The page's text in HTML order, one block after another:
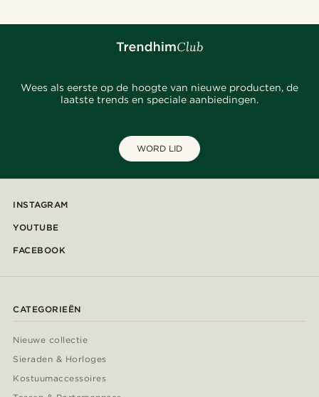
Wees als eerste op de hoogte van nieuwe producten, de
laatste trends en speciale aanbiedingen.
WORD LID
INSTAGRAM
YOUTUBE
FACEBOOK
CATEGORIEËN
Nieuwe collectie
Sieraden & Horloges
Kostuumaccessoires